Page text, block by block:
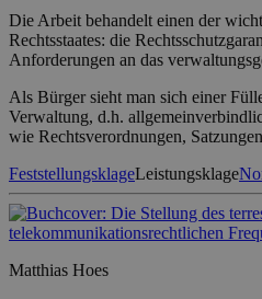
Die Arbeit behandelt einen der
Rechtsstaates: die
Anforderungen an das
Als Bürger sieht man sich einer
Verwaltung, d.h.
wie Rechtsverordnungen,
FeststellungsklageLeistungsklage
Matthias Hoes